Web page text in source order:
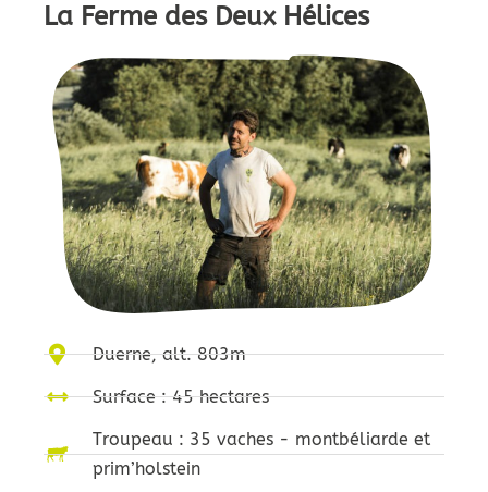
La Ferme des Deux Hélices
Duerne, alt. 803m
Surface : 45 hectares
Troupeau : 35 vaches - montbéliarde et
prim’holstein